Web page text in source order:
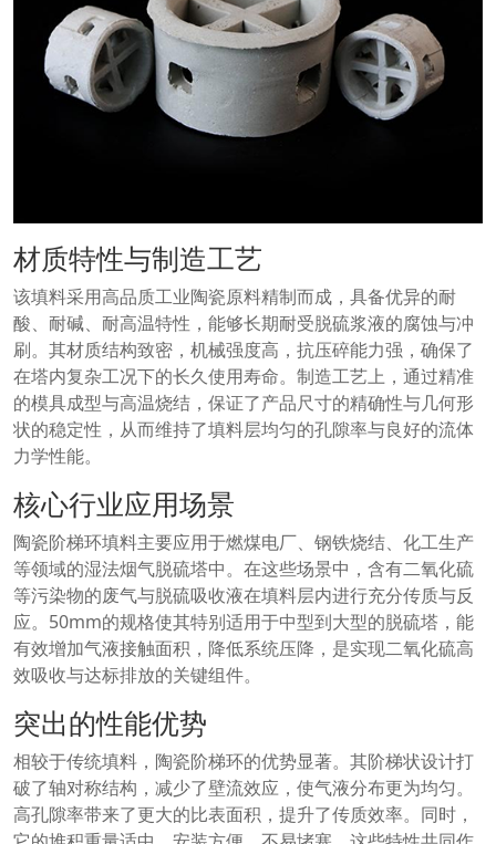
材质特性与制造工艺
该填料采用高品质工业陶瓷原料精制而成，具备优异的耐
酸、耐碱、耐高温特性，能够长期耐受脱硫浆液的腐蚀与冲
刷。其材质结构致密，机械强度高，抗压碎能力强，确保了
在塔内复杂工况下的长久使用寿命。制造工艺上，通过精准
的模具成型与高温烧结，保证了产品尺寸的精确性与几何形
状的稳定性，从而维持了填料层均匀的孔隙率与良好的流体
力学性能。
核心行业应用场景
陶瓷阶梯环填料主要应用于燃煤电厂、钢铁烧结、化工生产
等领域的湿法烟气脱硫塔中。在这些场景中，含有二氧化硫
等污染物的废气与脱硫吸收液在填料层内进行充分传质与反
应。50mm的规格使其特别适用于中型到大型的脱硫塔，能
有效增加气液接触面积，降低系统压降，是实现二氧化硫高
效吸收与达标排放的关键组件。
突出的性能优势
相较于传统填料，陶瓷阶梯环的优势显著。其阶梯状设计打
破了轴对称结构，减少了壁流效应，使气液分布更为均匀。
高孔隙率带来了更大的比表面积，提升了传质效率。同时，